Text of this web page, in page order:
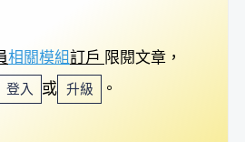
相關模組訂戶 限閱文章，
登入 或 升級 。